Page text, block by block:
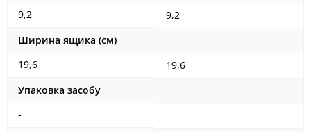
9,2
Ширина ящика (см)
19,6
Упаковка засобу
-
9,2
19,6